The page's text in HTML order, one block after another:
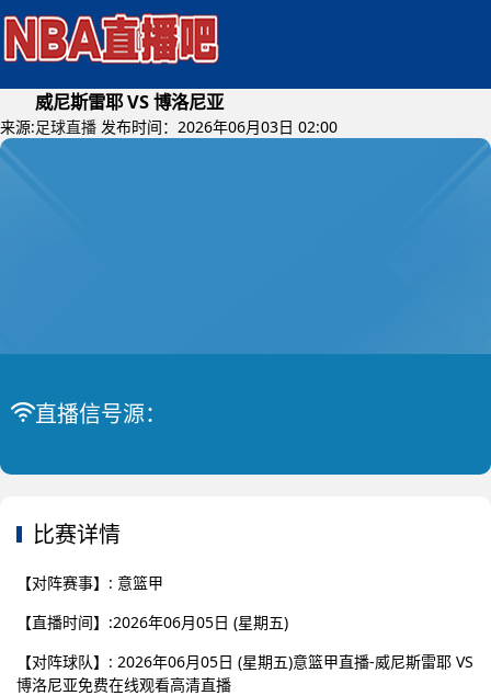
威尼斯雷耶 VS 博洛尼亚
来源:足球直播 发布时间：2026年06月03日 02:00
直播信号源：
比赛详情
【对阵赛事】: 意篮甲
【直播时间】:2026年06月05日 (星期五)
【对阵球队】: 2026年06月05日 (星期五)意篮甲直播-威尼斯雷耶 VS
博洛尼亚免费在线观看高清直播